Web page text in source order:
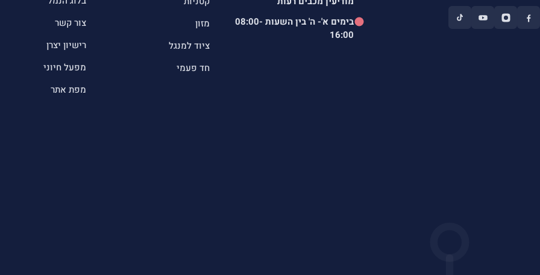
בימים א'- ה' בין השעות 08:00-
16:00
מזון
ציוד למנגל
חד פעמי
צור קשר
רישיון יצרן
מפעל חיוני
מפת אתר